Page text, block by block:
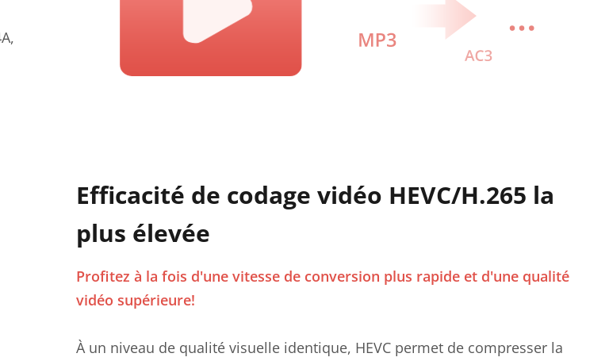
Efficacité de codage vidéo HEVC/H.265 la
plus élevée
Profitez à la fois d'une vitesse de conversion plus rapide et d'une qualité
vidéo supérieure!
À un niveau de qualité visuelle identique, HEVC permet de compresser la